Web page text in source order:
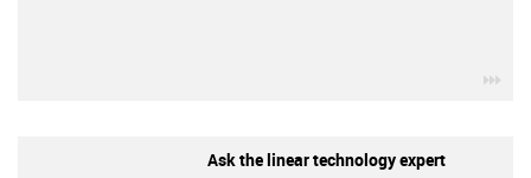
Ask the linear technology expert